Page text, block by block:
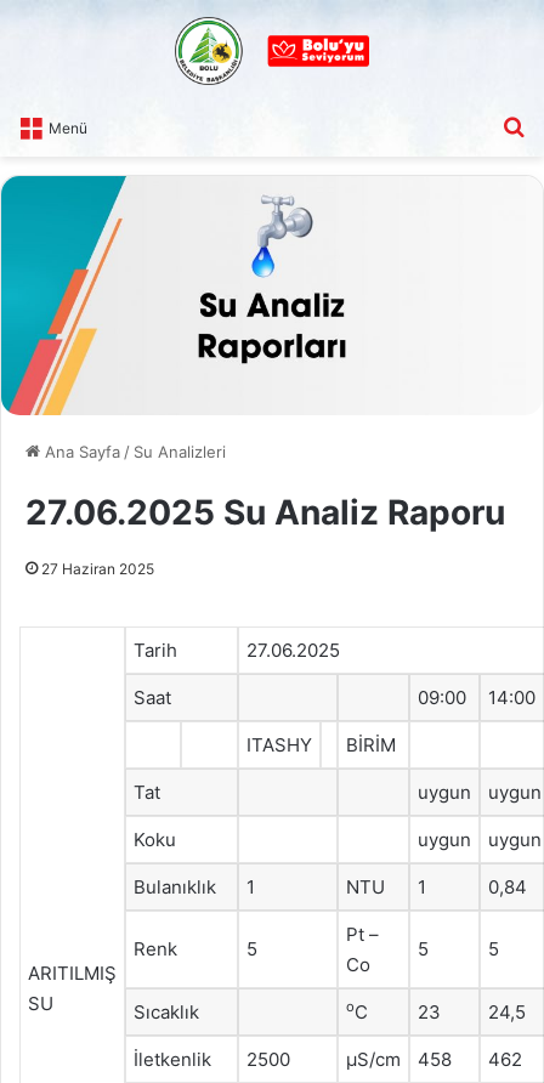
Menü
Ana Sayfa / Su Analizleri
27.06.2025 Su Analiz Raporu
27 Haziran 2025
ARITILMIŞ
SU
Tarih 27.06.2025
Saat 09:00 14:00
ITASHY BİRİM
Tat uygun uygun
Koku uygun uygun
Bulanıklık 1 NTU 1 0,84
Renk 5
Pt –
Co
5 5
Sıcaklık oC 23 24,5
İletkenlik 2500 μS/cm 458 462